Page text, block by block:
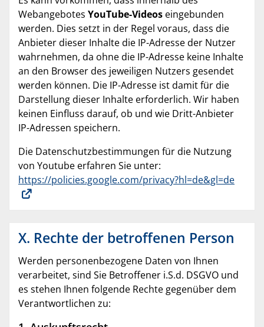
Webangebotes YouTube-Videos eingebunden
werden. Dies setzt in der Regel voraus, dass die
Anbieter dieser Inhalte die IP-Adresse der Nutzer
wahrnehmen, da ohne die IP-Adresse keine Inhalte
an den Browser des jeweiligen Nutzers gesendet
werden können. Die IP-Adresse ist damit für die
Darstellung dieser Inhalte erforderlich. Wir haben
keinen Einfluss darauf, ob und wie Dritt-Anbieter
IP-Adressen speichern.
Die Datenschutzbestimmungen für die Nutzung
von Youtube erfahren Sie unter:
https://policies.google.com/privacy?hl=de&gl=de
X. Rechte der betroffenen Person
Werden personenbezogene Daten von Ihnen
verarbeitet, sind Sie Betroffener i.S.d. DSGVO und
es stehen Ihnen folgende Rechte gegenüber dem
Verantwortlichen zu: